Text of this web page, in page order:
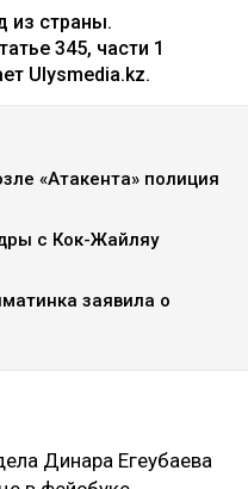
из страны.
345, части 1
Ulysmedia.kz.
«Атакента» полиция
с Кок-Жайляу
заявила о
Динара Егеубаева